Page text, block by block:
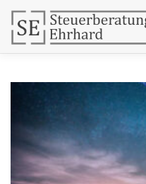
DIGITALE
AKTUELLES
Blogbeiträge